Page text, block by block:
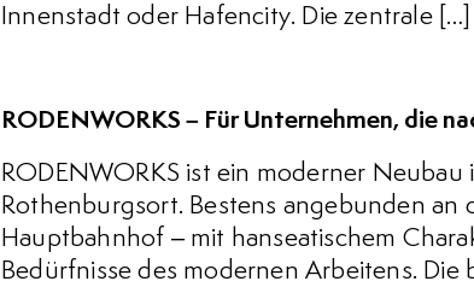
Innenstadt oder Hafencity. Die zentrale […]
RODENWORKS – Für Unternehmen, die
RODENWORKS ist ein moderner
Rothenburgsort. Bestens angebunden
Hauptbahnhof – mit hanseatischem
Bedürfnisse des modernen Arbeitens.